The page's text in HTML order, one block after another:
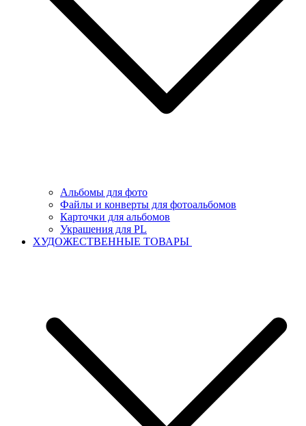
Альбомы для фото
Файлы и конверты для фотоальбомов
Карточки для альбомов
Украшения для PL
ХУДОЖЕСТВЕННЫЕ ТОВАРЫ